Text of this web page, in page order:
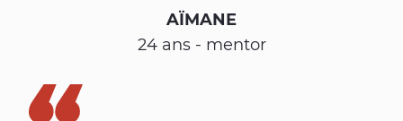
AÏMANE
24 ans - mentor